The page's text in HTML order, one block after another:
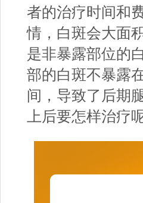
者的治疗时间和
情，白斑会大面
是非暴露部位的
部的白斑不暴露
间，导致了后期
上后要怎样治疗